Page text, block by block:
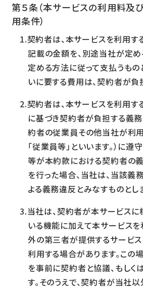
第５条（本サービスの利用料及
用条件）
契約者は、本サービスを利用す
記載の金額を、別途当社が定
定める方法に従って支払うもの
いに要する費用は、契約者が負
契約者は、本サービスを利用す
に基づき契約者が負担する義
約者の従業員その他当社が利
「従業員等」といいます。）に遵
等が本約款における契約者の
を行った場合、当社は、当該義
よる義務違反とみなすものとし
当社は、契約者が本サービス
いる機能に加えて本サービス
外の第三者が提供するサービ
利用する場合があります。この
を事前に契約者と協議、もしく
す。そのうえで、契約者が当社